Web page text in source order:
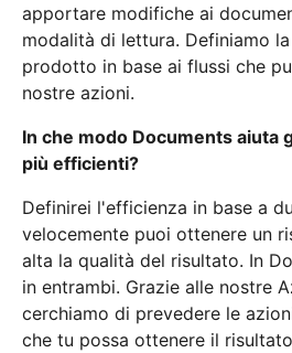
apportare modifiche ai
modalità di lettura. Definiamo
prodotto in base ai flussi che
nostre azioni.
In che modo Documents aiuta
più efficienti?
Definirei l'efficienza in base a
velocemente puoi ottenere un
alta la qualità del risultato. In
in entrambi. Grazie alle nostre
cerchiamo di prevedere le
che tu possa ottenere il